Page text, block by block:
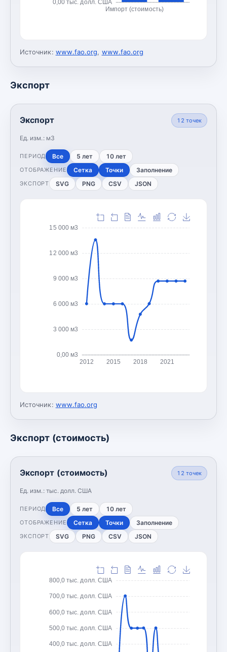
0,00 тыс. долл. США
Импорт (стоимость)
Источник: www.fao.org, www.fao.org
Экспорт
Экспорт
Ед. изм.: м3
12 точек
ПЕРИОД Все 5 лет 10 лет
ОТОБРАЖЕНИЕ Сетка Точки Заполнение
ЭКСПОРТ SVG PNG CSV JSON
0,00 м3
3 000 м3
6 000 м3
9 000 м3
12 000 м3
15 000 м3
2012 2015 2018 2021
Источник: www.fao.org
Экспорт (стоимость)
Экспорт (стоимость)
Ед. изм.: тыс. долл. США
12 точек
ПЕРИОД Все 5 лет 10 лет
ОТОБРАЖЕНИЕ Сетка Точки Заполнение
ЭКСПОРТ SVG PNG CSV JSON
400,0 тыс. долл. США
500,0 тыс. долл. США
600,0 тыс. долл. США
700,0 тыс. долл. США
800,0 тыс. долл. США